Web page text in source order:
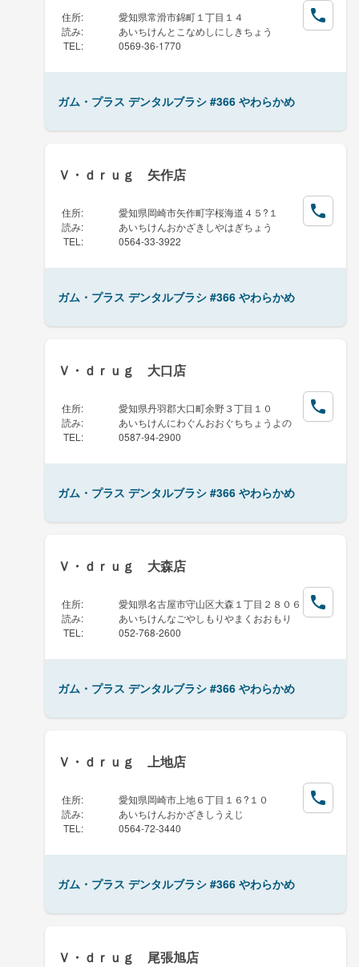
住所:
愛知県常滑市錦町１丁目１４
読み:
あいちけんとこなめしにしきちょう
TEL : 0569-36-1770
ガム・プラス デンタルブラシ #366 やわらかめ
Ｖ・ｄｒｕｇ 矢作店
住所:
愛知県岡崎市矢作町字桜海道４５?１
読み:
あいちけんおかざきしやはぎちょう
TEL : 0564-33-3922
ガム・プラス デンタルブラシ #366 やわらかめ
Ｖ・ｄｒｕｇ 大口店
住所:
愛知県丹羽郡大口町余野３丁目１０
読み:
あいちけんにわぐんおおぐちちょうよの
TEL : 0587-94-2900
ガム・プラス デンタルブラシ #366 やわらかめ
Ｖ・ｄｒｕｇ 大森店
住所:
愛知県名古屋市守山区大森１丁目２８０６
読み:
あいちけんなごやしもりやまくおおもり
TEL : 052-768-2600
ガム・プラス デンタルブラシ #366 やわらかめ
Ｖ・ｄｒｕｇ 上地店
住所:
愛知県岡崎市上地６丁目１６?１０
読み:
あいちけんおかざきしうえじ
TEL : 0564-72-3440
ガム・プラス デンタルブラシ #366 やわらかめ
Ｖ・ｄｒｕｇ 尾張旭店